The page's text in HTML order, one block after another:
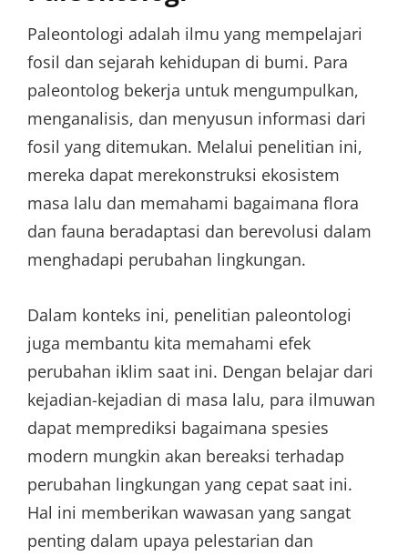
Paleontologi adalah ilmu yang mempelajari
fosil dan sejarah kehidupan di bumi. Para
paleontolog bekerja untuk mengumpulkan,
menganalisis, dan menyusun informasi dari
fosil yang ditemukan. Melalui penelitian ini,
mereka dapat merekonstruksi ekosistem
masa lalu dan memahami bagaimana flora
dan fauna beradaptasi dan berevolusi dalam
menghadapi perubahan lingkungan.
Dalam konteks ini, penelitian paleontologi
juga membantu kita memahami efek
perubahan iklim saat ini. Dengan belajar dari
kejadian-kejadian di masa lalu, para ilmuwan
dapat memprediksi bagaimana spesies
modern mungkin akan bereaksi terhadap
perubahan lingkungan yang cepat saat ini.
Hal ini memberikan wawasan yang sangat
penting dalam upaya pelestarian dan